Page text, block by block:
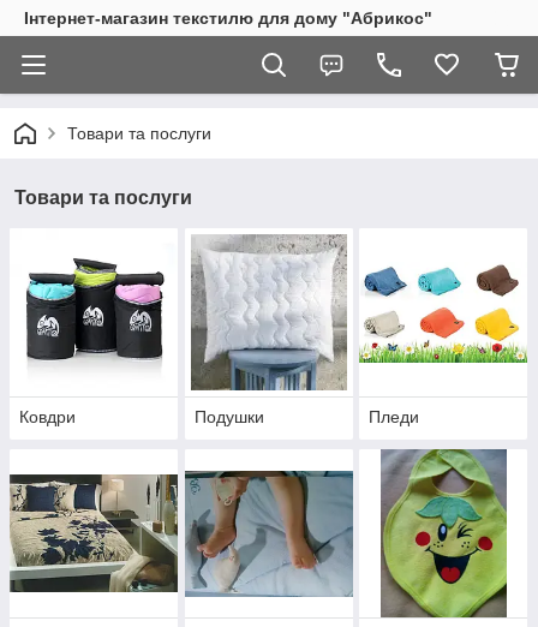
Інтернет-магазин текстилю для дому "Абрикос"
Товари та послуги
Товари та послуги
Ковдри Подушки Пледи